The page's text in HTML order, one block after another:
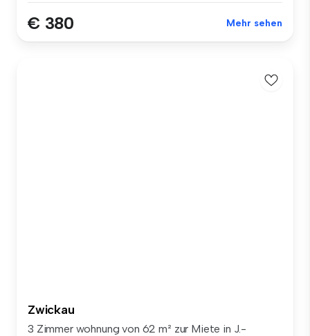
€ 380 Mehr sehen
Zwickau
3 Zimmer wohnung von 62 m² zur Miete in J.-